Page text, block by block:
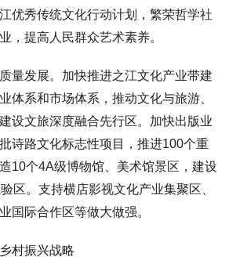
优秀传统文化行动计划，繁荣哲学社
，提高人民群众艺术素养。
量发展。加快推进之江文化产业带建
体系和市场体系，推动文化与旅游、
设文旅深度融合先行区。加快出版业
诗路文化标志性项目，推进100个重
10个4A级博物馆、美术馆景区，建设
区。支持横店影视文化产业集聚区、
国际合作区等做大做强。
村振兴战略